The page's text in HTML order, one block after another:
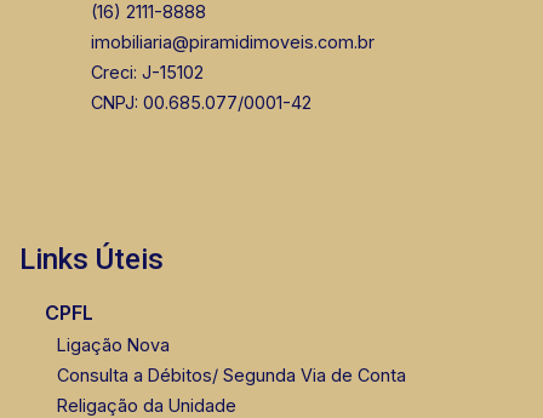
(16) 2111-8888
imobiliaria@piramidimoveis.com.br
Creci: J-15102
CNPJ: 00.685.077/0001-42
Links Úteis
CPFL
Ligação Nova
Consulta a Débitos/ Segunda Via de Conta
Religação da Unidade